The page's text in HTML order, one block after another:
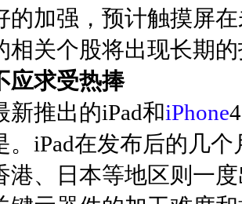
的加强，预计触摸屏
相关个股将出现长期
应求受热捧
新推出的iPad和iPhone
。iPad在发布后的几
港、日本等地区则一